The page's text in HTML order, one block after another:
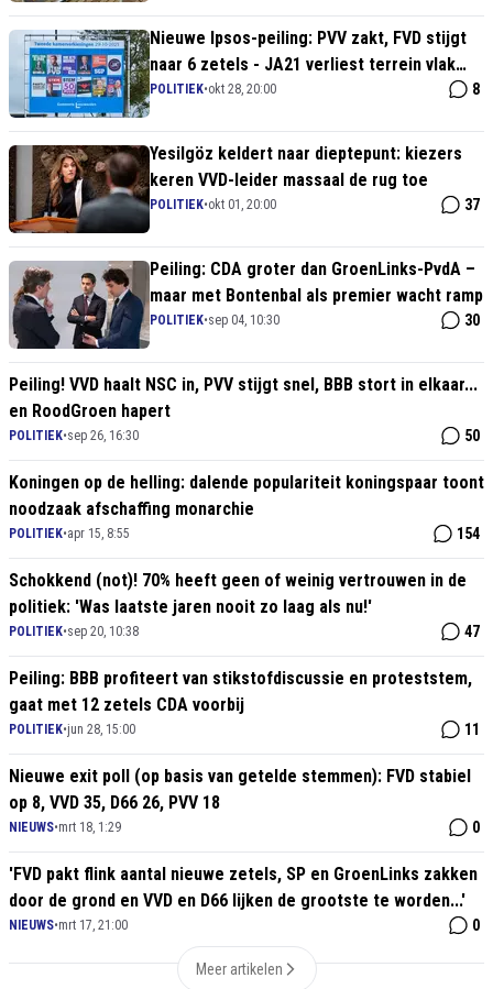
Nieuwe Ipsos-peiling: PVV zakt, FVD stijgt
naar 6 zetels - JA21 verliest terrein vlak
voor de stembus
POLITIEK•okt 28, 20:00 8
Yesilgöz keldert naar dieptepunt: kiezers
keren VVD-leider massaal de rug toe
POLITIEK•okt 01, 20:00 37
Peiling: CDA groter dan GroenLinks-PvdA –
maar met Bontenbal als premier wacht ramp
POLITIEK•sep 04, 10:30 30
Peiling! VVD haalt NSC in, PVV stijgt snel, BBB stort in elkaar...
en RoodGroen hapert
POLITIEK•sep 26, 16:30 50
Koningen op de helling: dalende populariteit koningspaar toont
noodzaak afschaffing monarchie
POLITIEK•apr 15, 8:55 154
Schokkend (not)! 70% heeft geen of weinig vertrouwen in de
politiek: 'Was laatste jaren nooit zo laag als nu!'
POLITIEK•sep 20, 10:38 47
Peiling: BBB profiteert van stikstofdiscussie en proteststem,
gaat met 12 zetels CDA voorbij
POLITIEK•jun 28, 15:00 11
Nieuwe exit poll (op basis van getelde stemmen): FVD stabiel
op 8, VVD 35, D66 26, PVV 18
NIEUWS•mrt 18, 1:29 0
'FVD pakt flink aantal nieuwe zetels, SP en GroenLinks zakken
door de grond en VVD en D66 lijken de grootste te worden...'
NIEUWS•mrt 17, 21:00 0
Meer artikelen